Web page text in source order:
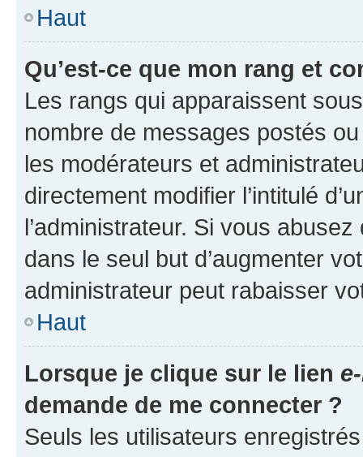
Haut
Qu’est-ce que mon rang et
Les rangs qui apparaissent
nombre de messages postés
les modérateurs et
directement modifier l’intitulé
l’administrateur. Si vous
dans le seul but d’augmenter
administrateur peut rabaisser
Haut
Lorsque je clique sur le lien
demande de me connecter ?
Seuls les utilisateurs